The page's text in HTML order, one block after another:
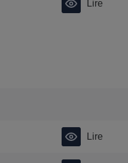
Lire
Lire